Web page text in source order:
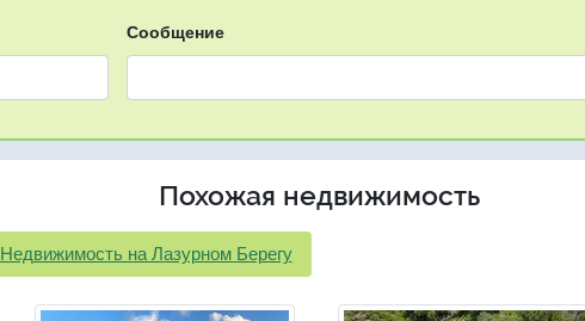
Сообщение
Похожая недвижимость
Недвижимость на Лазурном Берегу